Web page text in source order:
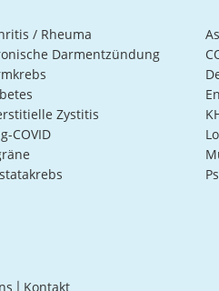
/ Rheuma
Darmentzündung
Zystitis
COVID
Kontakt